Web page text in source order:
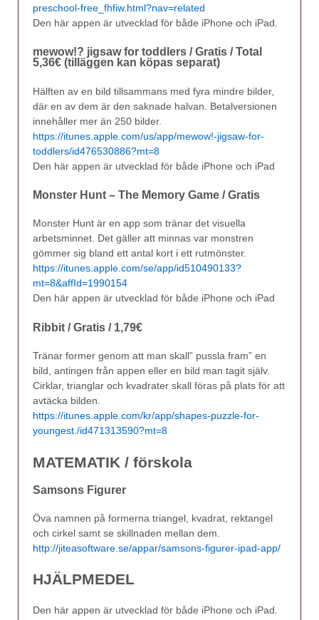
preschool-free_fhfiw.html?nav=related
Den här appen är utvecklad för både iPhone och iPad.
mewow!? jigsaw for toddlers / Gratis / Total
5,36€ (tilläggen kan köpas separat)
Hälften av en bild tillsammans med fyra mindre bilder,
där en av dem är den saknade halvan. Betalversionen
innehåller mer än 250 bilder.
https://itunes.apple.com/us/app/mewow!-jigsaw-for-
toddlers/id476530886?mt=8
Den här appen är utvecklad för både iPhone och iPad
Monster Hunt – The Memory Game / Gratis
Monster Hunt är en app som tränar det visuella
arbetsminnet. Det gäller att minnas var monstren
gömmer sig bland ett antal kort i ett rutmönster.
https://itunes.apple.com/se/app/id510490133?
mt=8&affId=1990154
Den här appen är utvecklad för både iPhone och iPad
Ribbit / Gratis / 1,79€
Tränar former genom att man skall” pussla fram” en
bild, antingen från appen eller en bild man tagit själv.
Cirklar, trianglar och kvadrater skall föras på plats för att
avtäcka bilden.
https://itunes.apple.com/kr/app/shapes-puzzle-for-
youngest./id471313590?mt=8
MATEMATIK / förskola
Samsons Figurer
Öva namnen på formerna triangel, kvadrat, rektangel
och cirkel samt se skillnaden mellan dem.
http://jiteasoftware.se/appar/samsons-figurer-ipad-app/
HJÄLPMEDEL
Den här appen är utvecklad för både iPhone och iPad.